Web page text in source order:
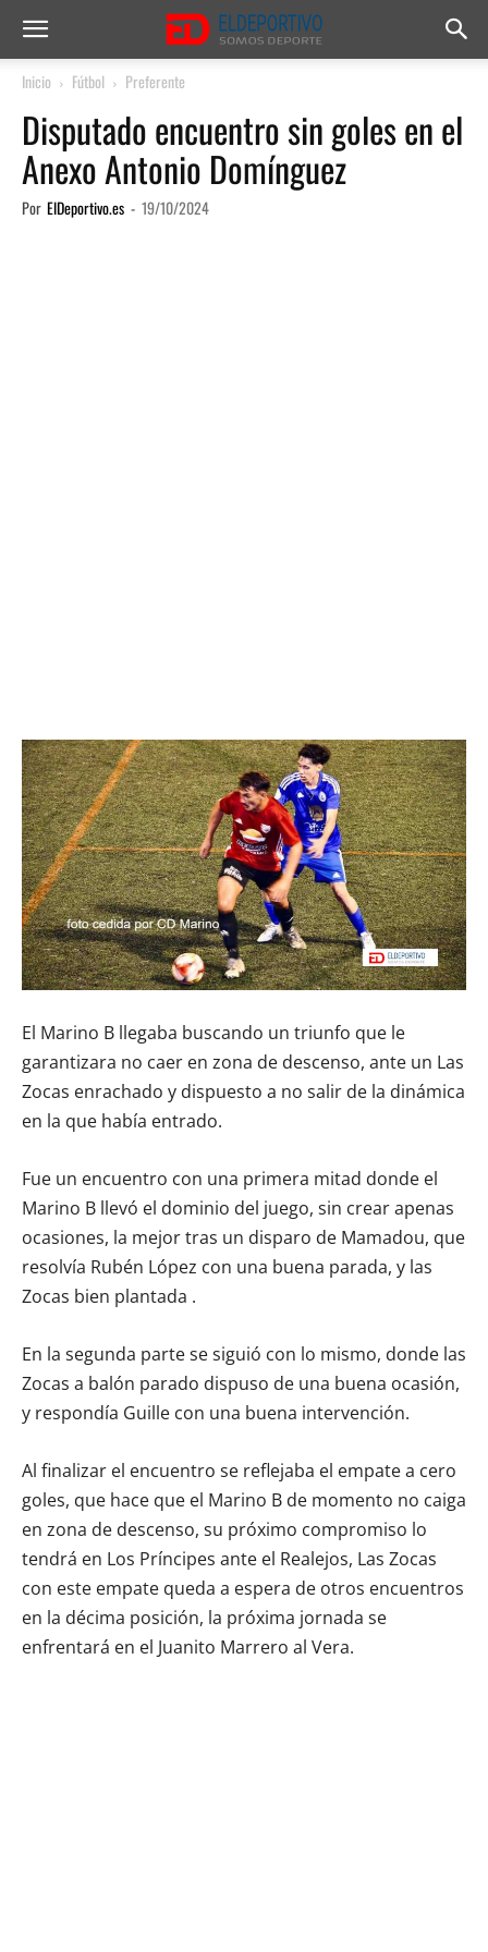
Inicio Fútbol Preferente
Disputado encuentro sin goles en el
Anexo Antonio Domínguez
Por ElDeportivo.es - 19/10/2024
El Marino B llegaba buscando un triunfo que le
garantizara no caer en zona de descenso, ante un Las
Zocas enrachado y dispuesto a no salir de la dinámica
en la que había entrado.
Fue un encuentro con una primera mitad donde el
Marino B llevó el dominio del juego, sin crear apenas
ocasiones, la mejor tras un disparo de Mamadou, que
resolvía Rubén López con una buena parada, y las
Zocas bien plantada .
En la segunda parte se siguió con lo mismo, donde las
Zocas a balón parado dispuso de una buena ocasión,
y respondía Guille con una buena intervención.
Al finalizar el encuentro se reflejaba el empate a cero
goles, que hace que el Marino B de momento no caiga
en zona de descenso, su próximo compromiso lo
tendrá en Los Príncipes ante el Realejos, Las Zocas
con este empate queda a espera de otros encuentros
en la décima posición, la próxima jornada se
enfrentará en el Juanito Marrero al Vera.